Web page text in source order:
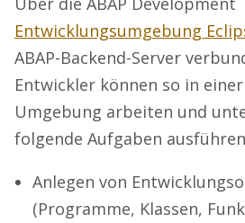
Entwicklungsumgebung
ABAP-Backend-Server
Entwickler können so in
Umgebung arbeiten und
folgende Aufgaben
Anlegen von
(Programme, Klassen,